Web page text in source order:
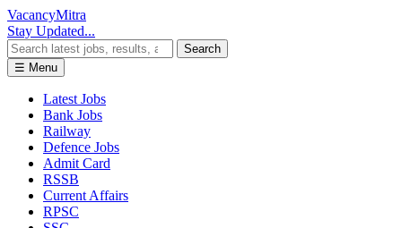
VacancyMitra
Stay Updated...
Search
☰ Menu
Latest Jobs
Bank Jobs
Railway
Defence Jobs
Admit Card
RSSB
Current Affairs
RPSC